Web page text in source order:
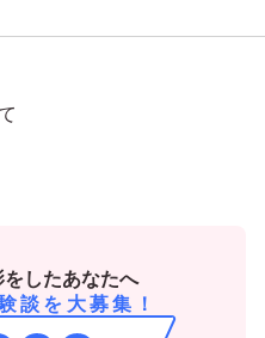
したあなたへ
談を大募集！